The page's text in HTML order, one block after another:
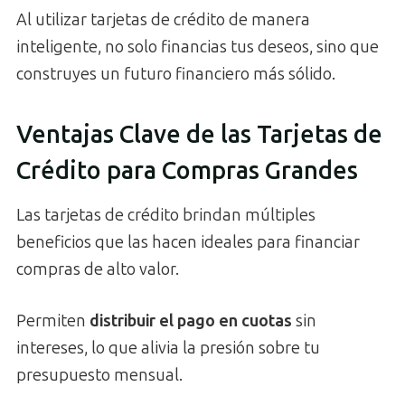
Al utilizar tarjetas de crédito de manera
inteligente, no solo financias tus deseos, sino que
construyes un futuro financiero más sólido.
Ventajas Clave de las Tarjetas de
Crédito para Compras Grandes
Las tarjetas de crédito brindan múltiples
beneficios que las hacen ideales para financiar
compras de alto valor.
Permiten distribuir el pago en cuotas sin
intereses, lo que alivia la presión sobre tu
presupuesto mensual.